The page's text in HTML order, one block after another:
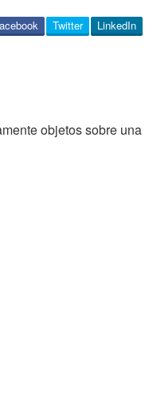
LinkedIn
Twitter
objetos sobre una